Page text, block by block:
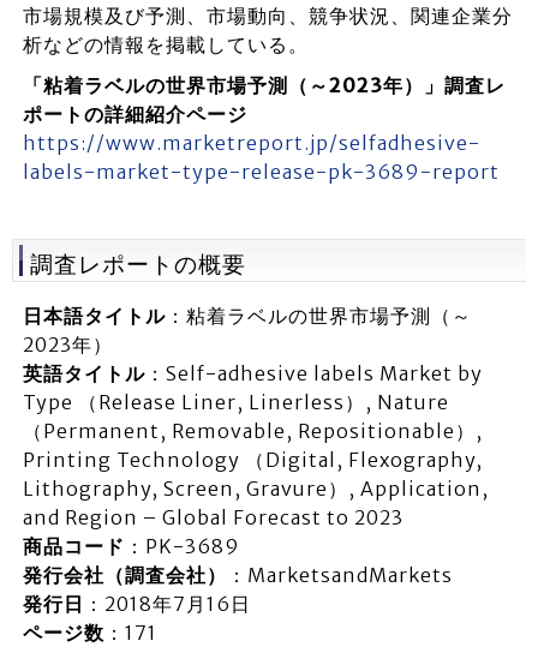
市場規模及び予測、市場動向、競争状況、関連企業分
析などの情報を掲載している。
「粘着ラベルの世界市場予測（～2023年）」調査レ
ポートの詳細紹介ページ
https://www.marketreport.jp/selfadhesive-
labels-market-type-release-pk-3689-report
調査レポートの概要
日本語タイトル：粘着ラベルの世界市場予測（～
2023年）
英語タイトル：Self-adhesive labels Market by
Type （Release Liner, Linerless）, Nature
（Permanent, Removable, Repositionable）,
Printing Technology （Digital, Flexography,
Lithography, Screen, Gravure）, Application,
and Region – Global Forecast to 2023
商品コード ：PK-3689
発行会社（調査会社）
：MarketsandMarkets
発行日 ：2018年7月16日
ページ数 ：171